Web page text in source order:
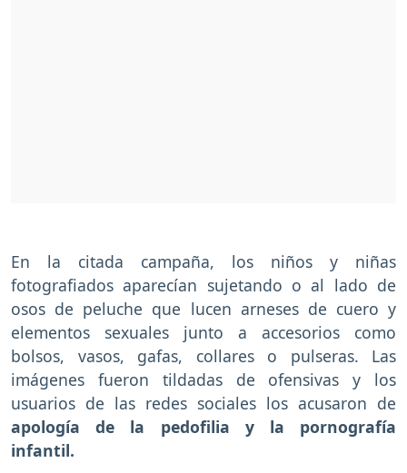
En la citada campaña, los niños y niñas
fotografiados aparecían sujetando o al lado de
osos de peluche que lucen arneses de cuero y
elementos sexuales junto a accesorios como
bolsos, vasos, gafas, collares o pulseras. Las
imágenes fueron tildadas de ofensivas y los
usuarios de las redes sociales los acusaron de
apología de la pedofilia y la pornografía
infantil.